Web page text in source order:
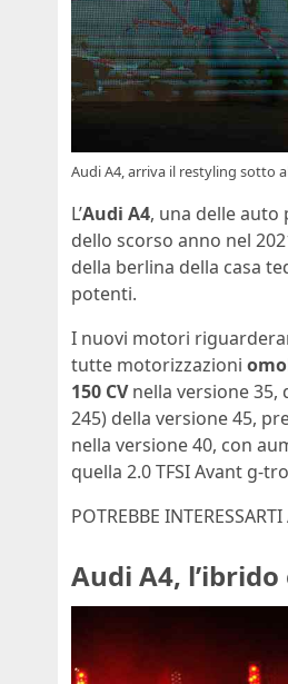
Audi A4, arriva il restyling sotto
L’Audi A4, una delle auto
dello scorso anno nel
della berlina della casa
potenti.
I nuovi motori
tutte motorizzazioni
150 CVnella versione 35,
245) della versione 45,
nella versione 40, con
quella 2.0 TFSI Avant g-
POTREBBE
Audi A4,